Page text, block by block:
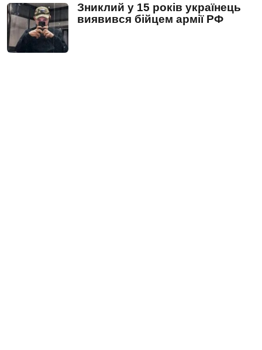
Зниклий у 15 років українець
виявився бійцем армії РФ